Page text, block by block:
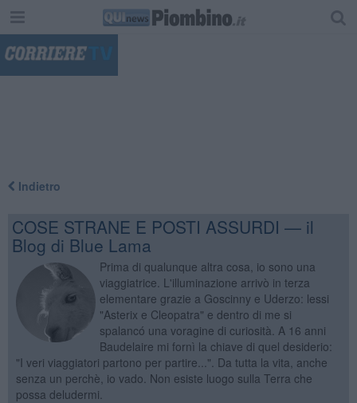
Indietro
COSE STRANE E POSTI ASSURDI — il
Blog di Blue Lama
Prima di qualunque altra cosa, io sono una
viaggiatrice. L'illuminazione arrivò in terza
elementare grazie a Goscinny e Uderzo: lessi
"Asterix e Cleopatra" e dentro di me si
spalancó una voragine di curiosità. A 16 anni
Baudelaire mi fornì la chiave di quel desiderio:
"I veri viaggiatori partono per partire...". Da tutta la vita, anche
senza un perchè, io vado. Non esiste luogo sulla Terra che
possa deludermi.